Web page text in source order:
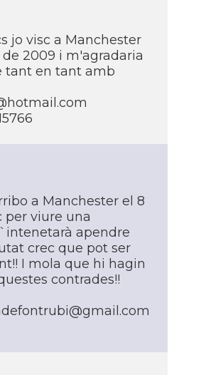
jo visc a Manchester
2009 i m'agradaria
tant en tant amb
a Manchester el 8
per viure una
apendre
crec que pot ser
I mola que hi hagin
contrades!!